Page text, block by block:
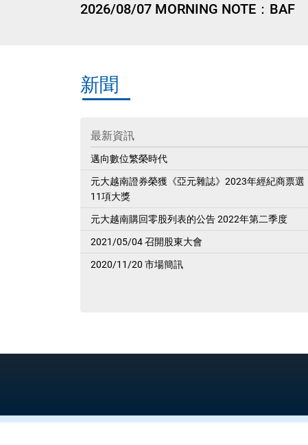
2026/08/07 MORNING NOTE：BAF
新聞
最新資訊
邁向數位繁榮時代
元大越南證券榮獲《亞元雜誌》2023年經紀商票選
11項大獎
元大越南購回零股列表的公告 2022年第二季度
2021/05/04 召開股東大會
2020/11/20 市場簡訊